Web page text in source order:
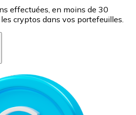
effectuées, en moins de 30
cryptos dans vos portefeuilles.